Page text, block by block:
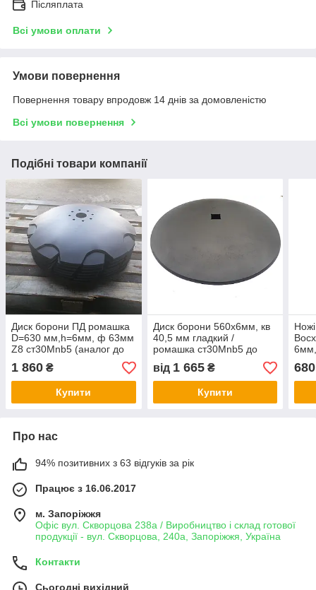
Післяплата
Всі умови оплати
Умови повернення
Повернення товару впродовж 14 днів за домовленістю
Всі умови повернення
Подібні товари компанії
Диск борони ПД ромашка
D=630 мм,h=6мм, ф 63мм
Z8 ст30Mnb5 (аналог до
борони Велес Агро)
1 860 ₴
Купити
Диск борони 560х6мм, кв
40,5 мм гладкий /
ромашка ст30Mnb5 до
борони Уманьферммаш
БДШ-8.2
від 1 665₴
Купити
К-
680
Про нас
94% позитивних з 63 відгуків за рік
Працює з 16.06.2017
м. Запоріжжя
Офіс вул. Скворцова 238а / Виробництво і склад готової
продукції - вул. Скворцова, 240а, Запоріжжя, Україна
Контакти
Сьогодні вихідний